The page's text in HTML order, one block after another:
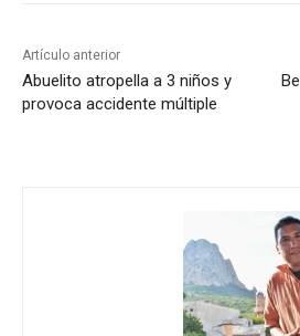
Artículo anterior
Abuelito atropella a 3 niños y
provoca accidente múltiple